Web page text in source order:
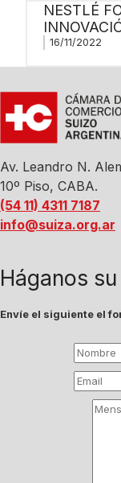
NESTLÉ
16/11/2022
Av. Leandro N.
10º Piso, CABA.
(54 11) 4311 7187
info@suiza.org.ar
Háganos
Envíe el siguiente el